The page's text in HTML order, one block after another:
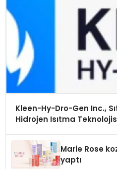
Kleen-Hy-Dro-Gen Inc.,
Hidrojen Isıtma
Marie Rose
yaptı